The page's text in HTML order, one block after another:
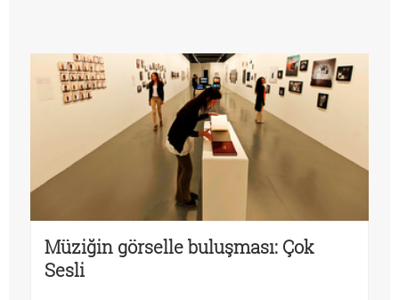
Müziğin görselle buluşması: Çok
Sesli